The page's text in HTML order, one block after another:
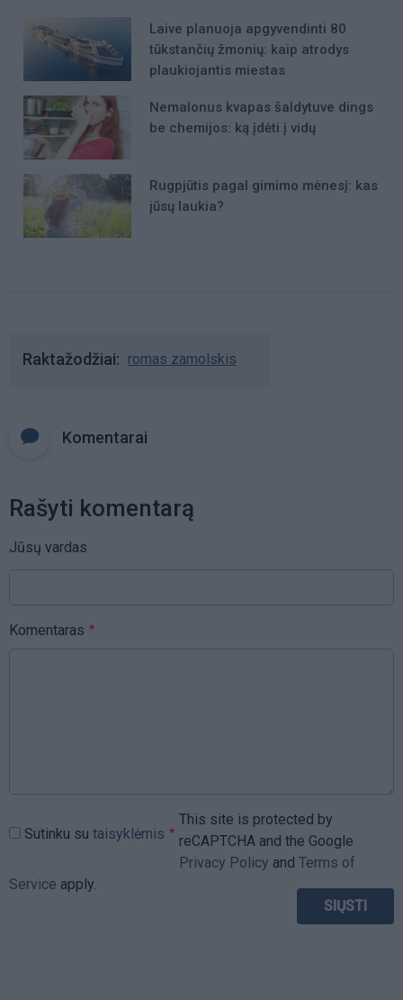
Laive planuoja apgyvendinti 80
tūkstančių žmonių: kaip atrodys
plaukiojantis miestas
Nemalonus kvapas šaldytuve dings
be chemijos: ką įdėti į vidų
Rugpjūtis pagal gimimo mėnesį: kas
jūsų laukia?
Raktažodžiai romas zamolskis
Komentarai
Rašyti komentarą
Jūsų vardas
Komentaras
Sutinku su taisyklėmis
This site is protected by
reCAPTCHA and the Google
Privacy Policy and Terms of
Service apply.